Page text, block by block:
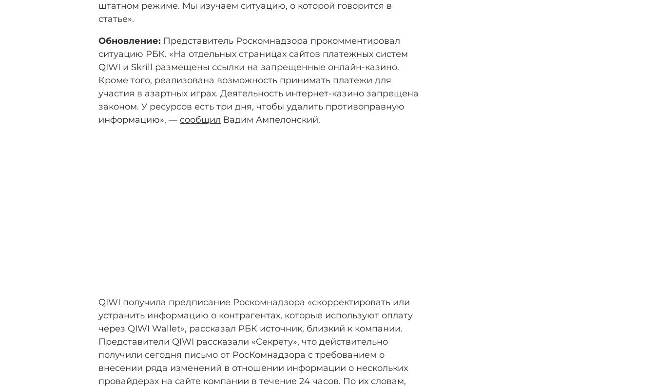
штатном режиме. Мы изучаем ситуацию, о которой говорится в
статье».
Обновление: Представитель Роскомнадзора прокомментировал
ситуацию РБК. «На отдельных страницах сайтов платежных систем
QIWI и Skrill размещены ссылки на запрещенные онлайн-казино.
Кроме того, реализована возможность принимать платежи для
участия в азартных играх. Деятельность интернет-казино запрещена
законом. У ресурсов есть три дня, чтобы удалить противоправную
информацию», — сообщил Вадим Ампелонский.
QIWI получила предписание Роскомнадзора «скорректировать или
устранить информацию о контрагентах, которые используют оплату
через QIWI Wallet», рассказал РБК источник, близкий к компании.
Представители QIWI рассказали «Секрету», что действительно
получили сегодня письмо от РосКомнадзора с требованием о
внесении ряда изменений в отношении информации о нескольких
провайдерах на сайте компании в течение 24 часов. По их словам,